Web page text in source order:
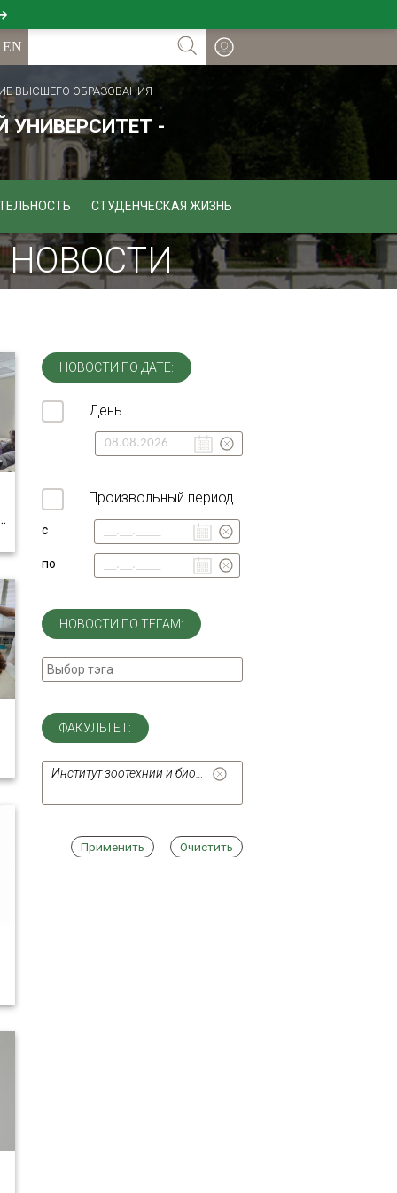
ВЫСШЕГО ОБРАЗОВАНИЯ
УНИВЕРСИТЕТ -
СТУДЕНЧЕСКАЯ ЖИЗНЬ
НОВОСТИ
НОВОСТИ ПО ДАТЕ:
День
Произвольный период
с
по
НОВОСТИ ПО ТЕГАМ:
ФАКУЛЬТЕТ:
Институт зоотехнии и биологии
Применить Очистить